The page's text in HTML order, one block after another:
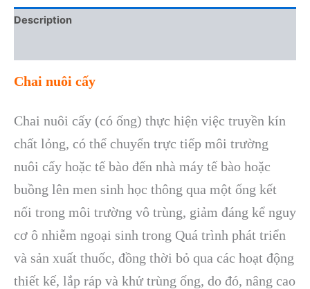
Description
Chai nuôi cấy
Chai nuôi cấy (có ống) thực hiện việc truyền kín
chất lỏng, có thể chuyển trực tiếp môi trường
nuôi cấy hoặc tế bào đến nhà máy tế bào hoặc
buồng lên men sinh học thông qua một ống kết
nối trong môi trường vô trùng, giảm đáng kể nguy
cơ ô nhiễm ngoại sinh trong Quá trình phát triển
và sản xuất thuốc, đồng thời bỏ qua các hoạt động
thiết kế, lắp ráp và khử trùng ống, do đó, nâng cao